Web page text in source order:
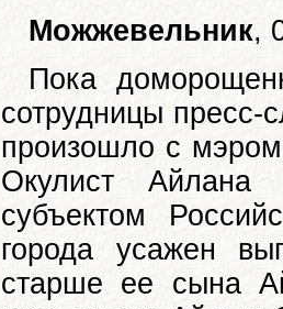
Можжевельник,
Пока
сотрудницы пресс-
произошло с
Окулист Айлана
субъектом
города усажен
старше ее сына